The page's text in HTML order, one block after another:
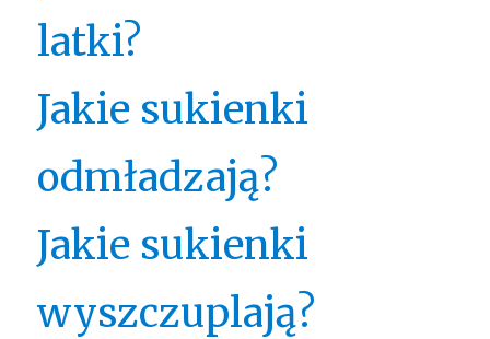
latki?
Jakie sukienki
odmładzają?
Jakie sukienki
wyszczuplają?